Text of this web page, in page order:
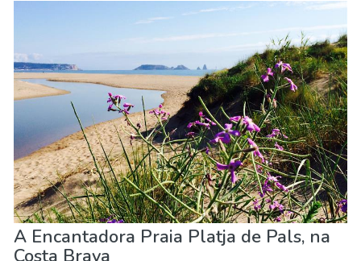
A Encantadora Praia Platja de Pals, na
Costa Brava